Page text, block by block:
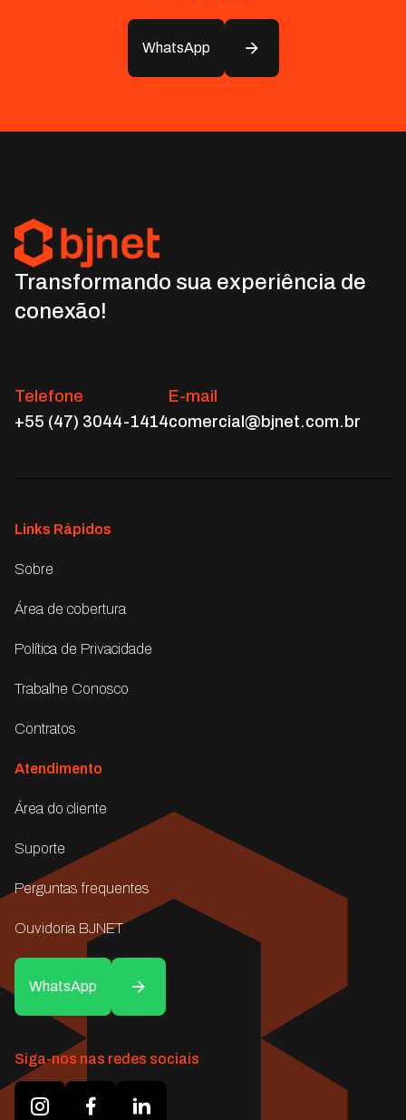
WhatsApp
Transformando sua experiência de
conexão!
Telefone
+55 (47) 3044-1414
E-mail
comercial@bjnet.com.br
Links Rápidos
Sobre
Área de cobertura
Política de Privacidade
Trabalhe Conosco
Contratos
Atendimento
Área do cliente
Suporte
Perguntas frequentes
Ouvidoria BJNET
WhatsApp
Siga-nos nas redes sociais